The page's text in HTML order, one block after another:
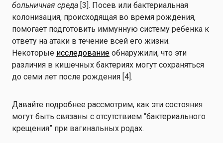
больничная среда [3]. Посев или бактериальная
колонизация, происходящая во время рождения,
помогает подготовить иммунную систему ребенка к
ответу на атаки в течение всей его жизни.
Некоторые исследование обнаружили, что эти
различия в кишечных бактериях могут сохраняться
до семи лет после рождения [4].
Давайте подробнее рассмотрим, как эти состояния
могут быть связаны с отсутствием “бактериального
крещения” при вагинальных родах.